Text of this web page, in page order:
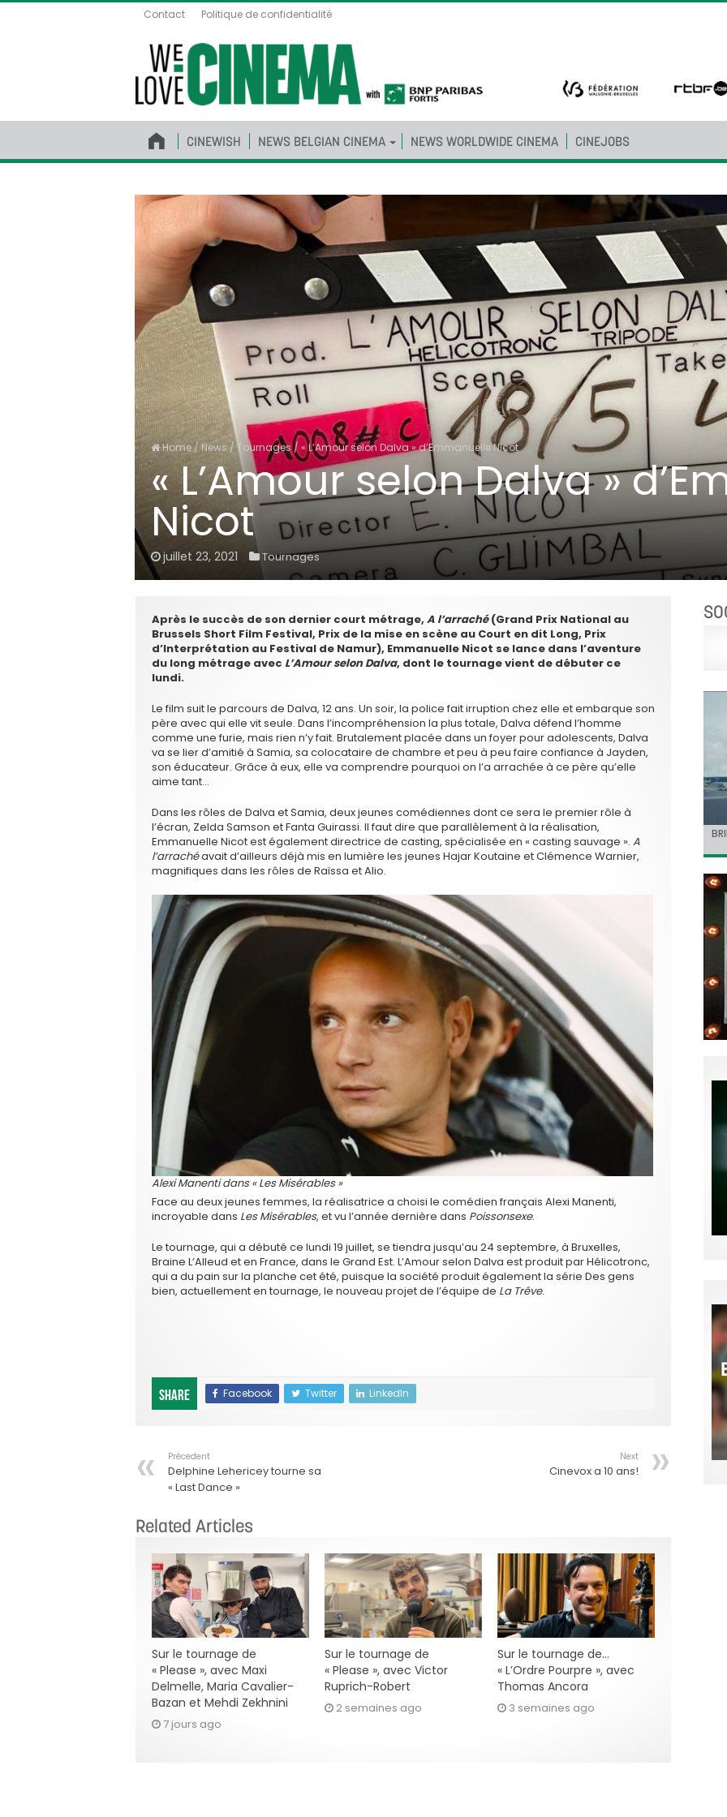
Contact Politique de confidentialité
CINEWISH NEWS BELGIAN CINEMA NEWS WORLDWIDE CINEMA CINEJOBS
Home / News / Tournages / « L’Amour selon Dalva » d’Emmanuelle Nicot
« L’Amour selon Dalva »
Nicot
juillet 23, 2021 Tournages
Après le succès de son dernier court métrage, A l’arraché(Grand Prix National au
Brussels Short Film Festival, Prix de la mise en scène au Court en dit Long, Prix
d’Interprétation au Festival de Namur), Emmanuelle Nicot se lance dans l’aventure
du long métrage avec L’Amour selon Dalva, dont le tournage vient de débuter ce
lundi.
Le film suit le parcours de Dalva, 12 ans. Un soir, la police fait irruption chez elle et embarque son
père avec qui elle vit seule. Dans l’incompréhension la plus totale, Dalva défend l’homme
comme une furie, mais rien n’y fait. Brutalement placée dans un foyer pour adolescents, Dalva
va se lier d’amitié à Samia, sa colocataire de chambre et peu à peu faire confiance à Jayden,
son éducateur. Grâce à eux, elle va comprendre pourquoi on l’a arrachée à ce père qu’elle
aime tant…
Dans les rôles de Dalva et Samia, deux jeunes comédiennes dont ce sera le premier rôle à
l’écran, Zelda Samson et Fanta Guirassi. Il faut dire que parallèlement à la réalisation,
Emmanuelle Nicot est également directrice de casting, spécialisée en « casting sauvage ». A
l’arrachéavait d’ailleurs déjà mis en lumière les jeunes Hajar Koutaine et Clémence Warnier,
magnifiques dans les rôles de Raïssa et Alio.
Alexi Manenti dans « Les Misérables »
Face au deux jeunes femmes, la réalisatrice a choisi le comédien français Alexi Manenti,
incroyable dans Les Misérables, et vu l’année dernière dans Poissonsexe.
Le tournage, qui a débuté ce lundi 19 juillet, se tiendra jusqu’au 24 septembre, à Bruxelles,
Braine L’Alleud et en France, dans le Grand Est. L’Amour selon Dalva est produit par Hélicotronc,
qui a du pain sur la planche cet été, puisque la société produit également la série Des gens
bien, actuellement en tournage, le nouveau projet de l’équipe de La Trêve.
Share Facebook Twitter LinkedIn
Précedent
Delphine Lehericey tourne sa
« Last Dance »
Next
Cinevox a 10 ans!
Related Articles
Sur le tournage de
« Please », avec Maxi
Delmelle, Maria Cavalier-
Bazan et Mehdi Zekhnini
7 jours ago
Sur le tournage de
« Please », avec Victor
Ruprich-Robert
2 semaines ago
Sur le tournage de…
« L’Ordre Pourpre », avec
Thomas Ancora
3 semaines ago
«
«
«